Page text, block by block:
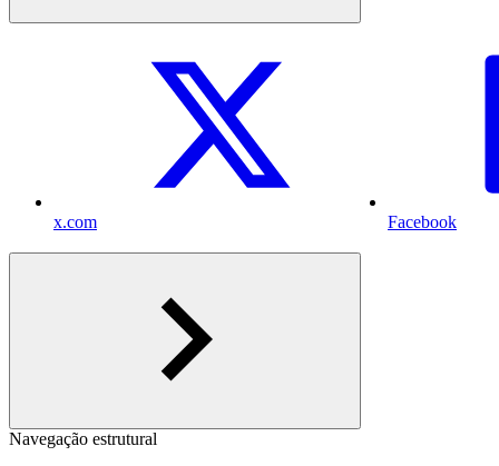
x.com Facebook
Navegação estrutural